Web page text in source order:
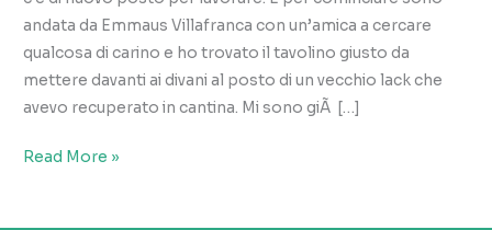
andata da Emmaus Villafranca con un’amica a cercare
qualcosa di carino e ho trovato il tavolino giusto da
mettere davanti ai divani al posto di un vecchio lack che
avevo recuperato in cantina. Mi sono giÃ […]
La
Read More »